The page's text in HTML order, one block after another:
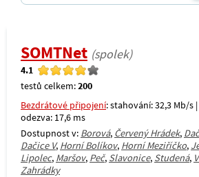
SOMTNet (spolek)
4.1
testů celkem:200
Bezdrátové připojení: stahování: 32,3 Mb/s
odezva: 17,6 ms
Dostupnost v: Borová, Červený Hrádek,
Dačice V, Horní Bolíkov, Horní Meziříčko,
Lipolec, Maršov, Peč, Slavonice, Studená,
Zahrádky